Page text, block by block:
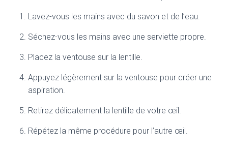
Lavez-vous les mains avec du savon et de l’eau.
Séchez-vous les mains avec une serviette propre.
Placez la ventouse sur la lentille.
Appuyez légèrement sur la ventouse pour créer une
aspiration.
Retirez délicatement la lentille de votre œil.
Répétez la même procédure pour l’autre œil.